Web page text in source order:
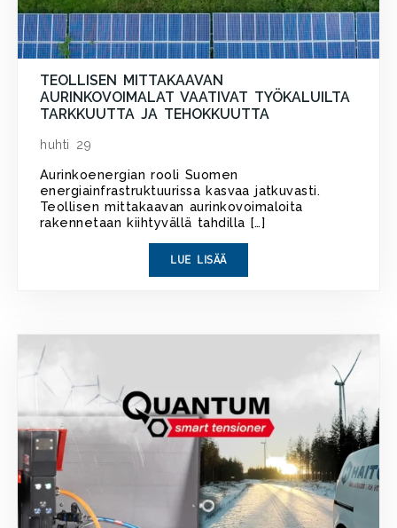
TEOLLISEN MITTAKAAVAN
AURINKOVOIMALAT VAATIVAT TYÖKALUILTA
TARKKUUTTA JA TEHOKKUUTTA
huhti 29
Aurinkoenergian rooli Suomen
energiainfrastruktuurissa kasvaa jatkuvasti.
Teollisen mittakaavan aurinkovoimaloita
rakennetaan kiihtyvällä tahdilla […]
LUE LISÄÄ